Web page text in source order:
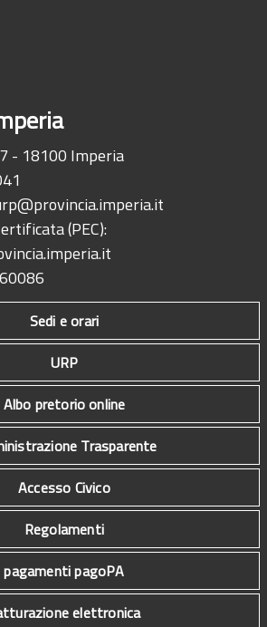
- 18100 Imperia
(PEC):
Sedi e orari
URP
Albo pretorio online
Trasparente
Accesso Civico
Regolamenti
pagamenti pagoPA
elettronica